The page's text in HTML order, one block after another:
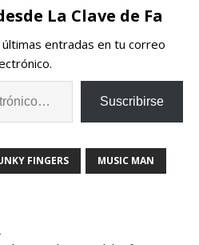
La Clave de Fa
entradas en tu correo
Suscribirse
FINGERS MUSIC MAN